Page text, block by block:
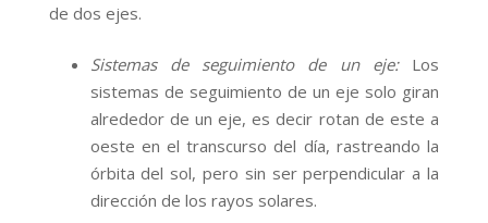
de dos ejes.
Sistemas de seguimiento de un eje:Los
sistemas de seguimiento de un eje solo giran
alrededor de un eje, es decir rotan de este a
oeste en el transcurso del día, rastreando la
órbita del sol, pero sin ser perpendicular a la
dirección de los rayos solares.